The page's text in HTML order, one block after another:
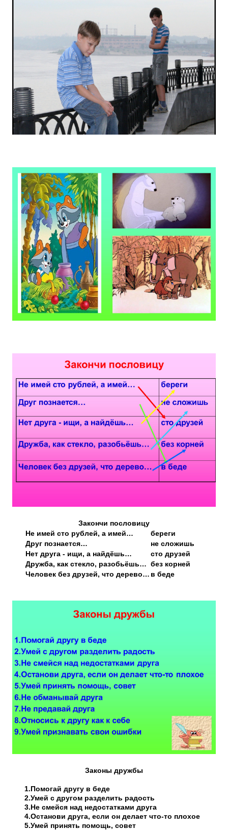
Закончи пословицу
Не имей сто рублей, а имей…
береги
Друг познается…
не сложишь
Нет друга - ищи, а найдёшь…
сто друзей
Дружба, как стекло, разобьёшь… без корней
Человек без друзей, что дерево… в беде
Законы дружбы
1.Помогай другу в беде
2.Умей с другом разделить радость
3.Не смейся над недостатками друга
4.Останови друга, если он делает что-то плохое
5.Умей принять помощь, совет